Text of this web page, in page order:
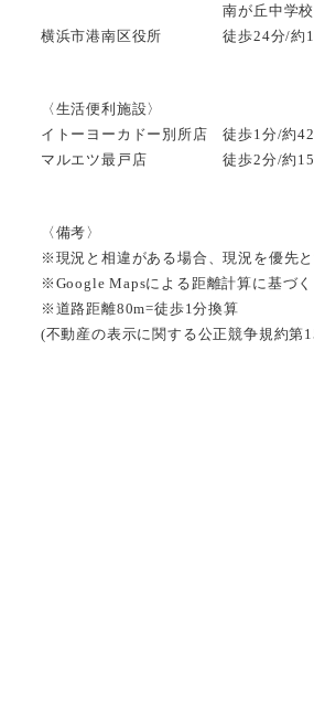
南が丘中学校
横浜市港南区役所 徒歩24分/約
〈生活便利施設〉
イトーヨーカドー別所店 徒歩1分/約
マルエツ最戸店 徒歩2分/約
〈備考〉
※現況と相違がある場合、現況を優先
※Google Mapsによる距離計算に基づく
※道路距離80m=徒歩1分換算
(不動産の表示に関する公正競争規約第